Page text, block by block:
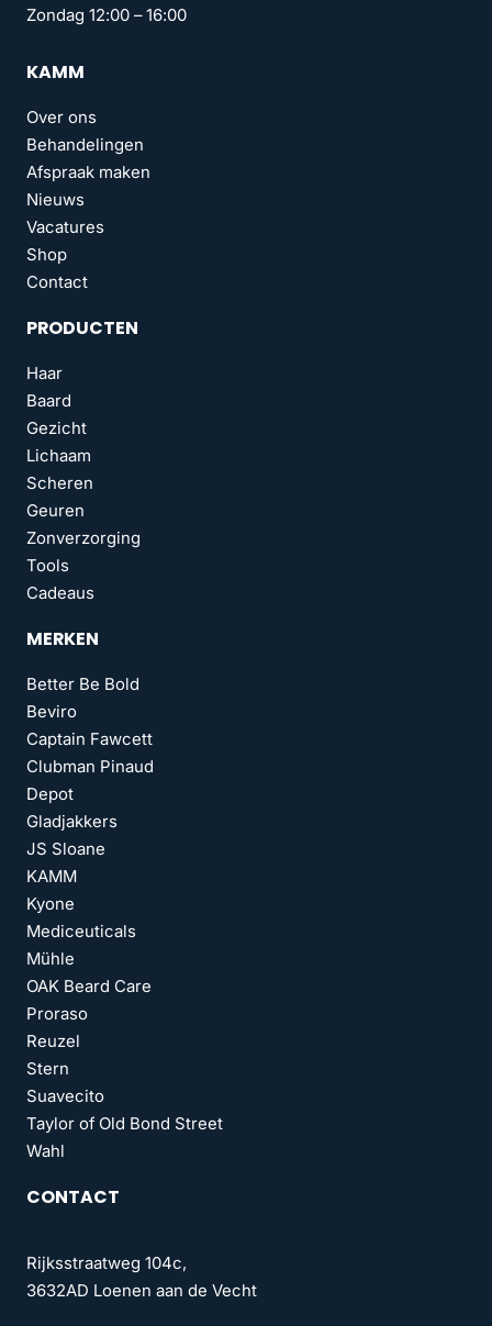
Zondag 12:00 – 16:00
KAMM
Over ons
Behandelingen
Afspraak maken
Nieuws
Vacatures
Shop
Contact
PRODUCTEN
Haar
Baard
Gezicht
Lichaam
Scheren
Geuren
Zonverzorging
Tools
Cadeaus
MERKEN
Better Be Bold
Beviro
Captain Fawcett
Clubman Pinaud
Depot
Gladjakkers
JS Sloane
KAMM
Kyone
Mediceuticals
Mühle
OAK Beard Care
Proraso
Reuzel
Stern
Suavecito
Taylor of Old Bond Street
Wahl
CONTACT
Rijksstraatweg 104c,
3632AD Loenen aan de Vecht